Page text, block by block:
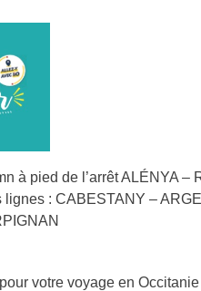
à pied de l’arrêt ALÉNYA –
lignes : CABESTANY –
votre voyage en